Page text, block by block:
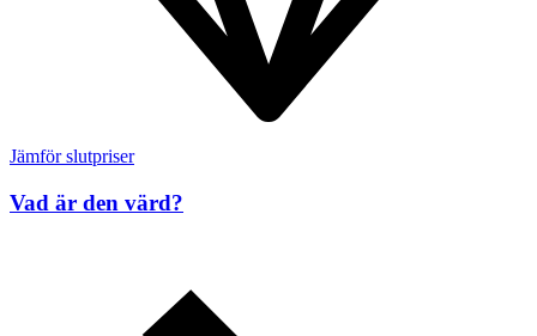
Jämför slutpriser
Vad är den värd?